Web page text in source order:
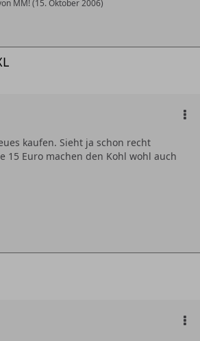
MM! (15. Oktober 2006)
kaufen. Sieht ja schon recht
15 Euro machen den Kohl wohl auch